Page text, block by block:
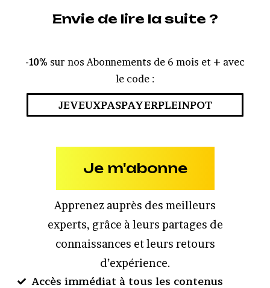
Envie de lire la suite ?
-10% sur nos Abonnements de 6 mois et + avec
le code :
JEVEUXPASPAYERPLEINPOT
Je m'abonne
Apprenez auprès des meilleurs
experts, grâce à leurs partages de
connaissances et leurs retours
d’expérience.
Accès immédiat à tous les contenus